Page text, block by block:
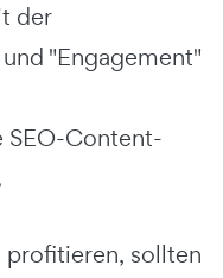
der
"Engagement"
SEO-Content-
profitieren, sollten